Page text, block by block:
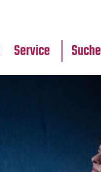
Service Suche